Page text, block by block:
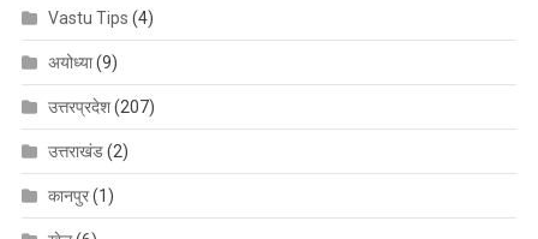
Vastu Tips (4)
अयोध्या(9)
उत्तरप्रदेश(207)
उत्तराखंड(2)
कानपुर(1)